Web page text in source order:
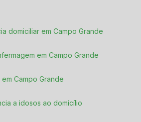
domiciliar em Campo Grande
em Campo Grande
em Campo Grande
a idosos ao domicílio